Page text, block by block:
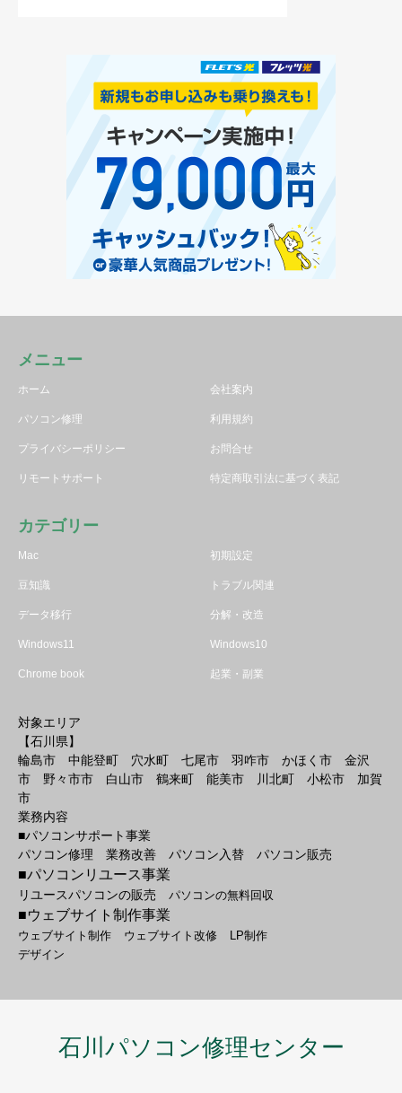
メニュー
ホーム 会社案内
パソコン修理 利用規約
プライバシーポリシー お問合せ
リモートサポート 特定商取引法に基づく表記
カテゴリー
Mac 初期設定
豆知識 トラブル関連
データ移行 分解・改造
Windows11 Windows10
Chrome book 起業・副業
対象エリア
【石川県】
輪島市 中能登町 穴水町 七尾市 羽咋市 かほく市 金沢
市 野々市市 白山市 鶴来町 能美市 川北町 小松市 加賀
市
業務内容
■パソコンサポート事業
パソコン修理 業務改善 パソコン入替 パソコン販売
■パソコンリユース事業
リユースパソコンの販売 パソコンの無料回収
■ウェブサイト制作事業
ウェブサイト制作 ウェブサイト改修
LP制作
デザイン
石川パソコン修理センター